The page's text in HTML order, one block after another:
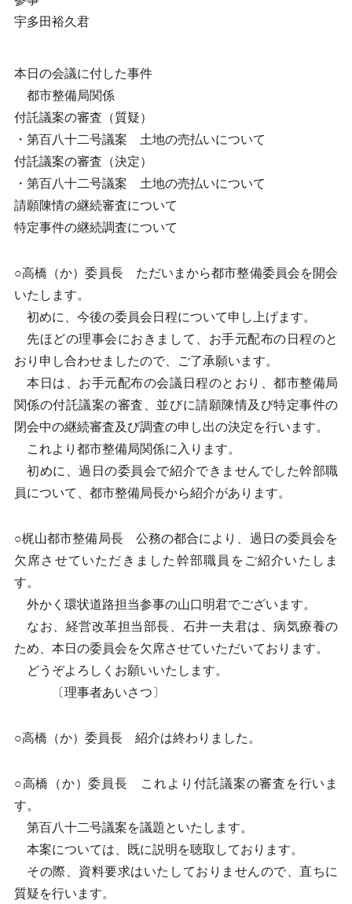
宇多田裕久君
本日の会議に付した事件
都市整備局関係
付託議案の審査（質疑）
・第百八十二号議案 土地の売払いについて
付託議案の審査（決定）
・第百八十二号議案 土地の売払いについて
請願陳情の継続審査について
特定事件の継続調査について
○高橋（か）委員長 ただいまから都市整備委員会を開会
いたします。
初めに、今後の委員会日程について申し上げます。
先ほどの理事会におきまして、お手元配布の日程のと
おり申し合わせましたので、ご了承願います。
本日は、お手元配布の会議日程のとおり、都市整備局
関係の付託議案の審査、並びに請願陳情及び特定事件の
閉会中の継続審査及び調査の申し出の決定を行います。
これより都市整備局関係に入ります。
初めに、過日の委員会で紹介できませんでした幹部職
員について、都市整備局長から紹介があります。
○梶山都市整備局長 公務の都合により、過日の委員会を
欠席させていただきました幹部職員をご紹介いたしま
す。
外かく環状道路担当参事の山口明君でございます。
なお、経営改革担当部長、石井一夫君は、病気療養の
ため、本日の委員会を欠席させていただいております。
どうぞよろしくお願いいたします。
〔理事者あいさつ〕
○高橋（か）委員長 紹介は終わりました。
○高橋（か）委員長 これより付託議案の審査を行いま
す。
第百八十二号議案を議題といたします。
本案については、既に説明を聴取しております。
その際、資料要求はいたしておりませんので、直ちに
質疑を行います。